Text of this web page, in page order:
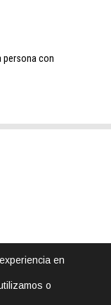
persona con
en
o